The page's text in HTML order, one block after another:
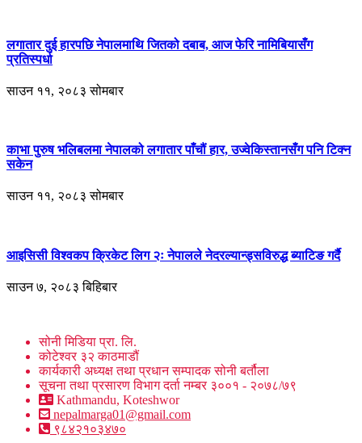
लगातार दुई हारपछि नेपालमाथि जितको दबाब, आज फेरि नामिबियासँग
प्रतिस्पर्धा
साउन ११, २०८३ सोमबार
काभा पुरुष भलिबलमा नेपालको लगातार पाँचौं हार, उज्वेकिस्तानसँग पनि टिक्न
सकेन
साउन ११, २०८३ सोमबार
आइसिसी विश्वकप क्रिकेट लिग २ः नेपालले नेदरल्यान्ड्सविरुद्ध ब्याटिङ गर्दै
साउन ७, २०८३ बिहिबार
सोनी मिडिया प्रा. लि.
कोटेश्वर ३२ काठमाडौं
कार्यकारी अध्यक्ष तथा प्रधान सम्पादक सोनी बर्तौला
सूचना तथा प्रसारण विभाग दर्ता नम्बर ३००१ - २०७८/७९
Kathmandu, Koteshwor
nepalmarga01@gmail.com
९८४२१०३४७०